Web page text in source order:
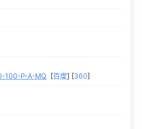
100-P-A-MQ [百度] [360]